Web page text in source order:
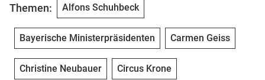
Themen: Alfons Schuhbeck
Bayerische Ministerpräsidenten Carmen Geiss
Christine Neubauer Circus Krone